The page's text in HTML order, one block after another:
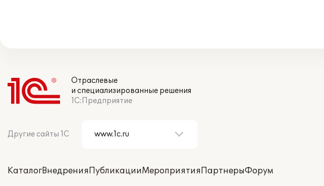
Отраслевые
и специализированные решения
1С:Предприятие
Другие сайты 1С
КаталогВнедренияПубликацииМероприятияПартнерыФорум